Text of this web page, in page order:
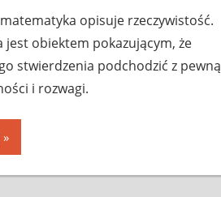
opisuje rzeczywistość.
jest obiektem pokazującym, że
stwierdzenia podchodzić z pewną
i rozwagi.